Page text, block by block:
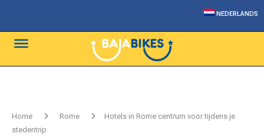
NEDERLANDS
Home Rome
Hotels in Rome centrum voor tijdens je
stedentrip